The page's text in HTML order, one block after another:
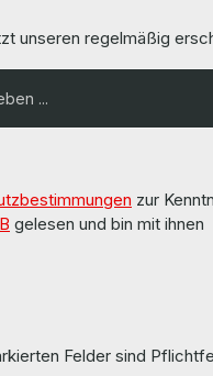
has been overhauled and
pages of the manufacturer.
und Details finden Sie
Herstellers. All parts are
unseren regelmäßig
zur
gelesen und bin mit ihnen
Felder sind